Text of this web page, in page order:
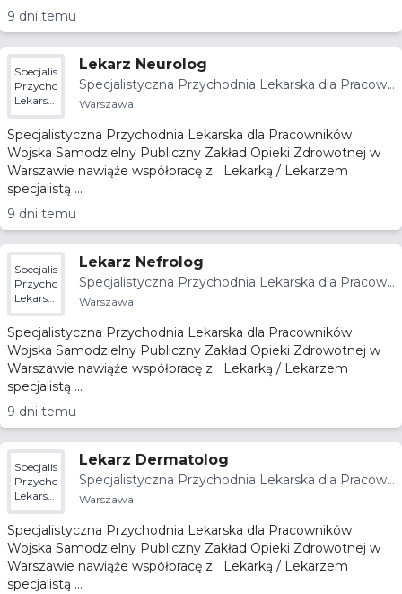
9 dni temu
Specjalistyczna
Przychodnia
Lekarska
dla
Pracowników
Wojska
SPZOZ
w
Warszawie
Lekarz Neurolog
Specjalistyczna Przychodnia Lekarska dla Pracown
ików Wojska SPZOZ w Warszawie
Warszawa
Specjalistyczna Przychodnia Lekarska dla Pracowników
Wojska Samodzielny Publiczny Zakład Opieki Zdrowotnej w
Warszawie nawiąże współpracę z Lekarką / Lekarzem
specjalistą ...
9 dni temu
Specjalistyczna
Przychodnia
Lekarska
dla
Pracowników
Wojska
SPZOZ
w
Warszawie
Lekarz Nefrolog
Specjalistyczna Przychodnia Lekarska dla Pracown
ików Wojska SPZOZ w Warszawie
Warszawa
Specjalistyczna Przychodnia Lekarska dla Pracowników
Wojska Samodzielny Publiczny Zakład Opieki Zdrowotnej w
Warszawie nawiąże współpracę z Lekarką / Lekarzem
specjalistą ...
9 dni temu
Specjalistyczna
Przychodnia
Lekarska
dla
Pracowników
Wojska
SPZOZ
w
Warszawie
Lekarz Dermatolog
Specjalistyczna Przychodnia Lekarska dla Pracown
ików Wojska SPZOZ w Warszawie
Warszawa
Specjalistyczna Przychodnia Lekarska dla Pracowników
Wojska Samodzielny Publiczny Zakład Opieki Zdrowotnej w
Warszawie nawiąże współpracę z Lekarką / Lekarzem
specjalistą ...